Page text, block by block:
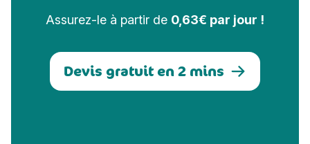
Assurez-le à partir de 0,63€ par jour !
Devis gratuit en 2 mins